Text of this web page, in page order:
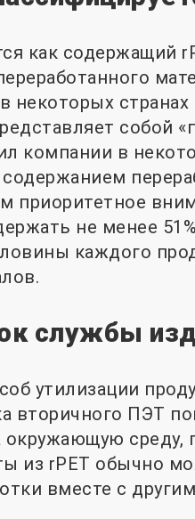
как содержащий
некоторых
собой
компании в
содержанием
приоритетное
не менее
каждого
службы
утилизации
вторичного ПЭТ
среду,
из rPET обычно
вместе с